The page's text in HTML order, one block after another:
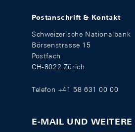
Postanschrift & Kontakt
Schweizerische Nationalbank
Börsenstrasse 15
Postfach
CH-8022 Zürich
Telefon +41 58 631 00 00
E-MAIL UND WEITERE